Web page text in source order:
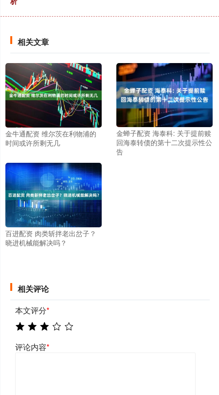
相关文章
金牛通配资 维尔茨在利物浦的
时间或许所剩无几
金蝉子配资 海泰科: 关于提前赎
回海泰转债的第十二次提示性公
告
百进配资 肉类斩拌老出岔子？
晓进机械能解决吗？
相关评论
本文评分*
评论内容*